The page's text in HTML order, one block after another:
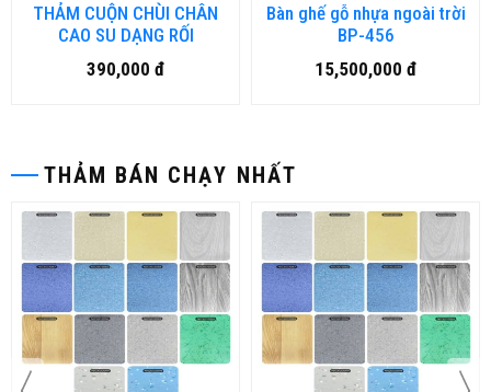
THẢM CUỘN CHÙI CHÂN
CAO SU DẠNG RỐI
390,000 đ
Bàn ghế gỗ nhựa ngoài trời
BP-456
15,500,000 đ
THẢM BÁN CHẠY NHẤT